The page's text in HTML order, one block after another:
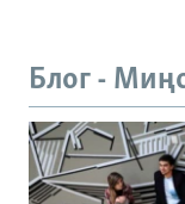
Блог -